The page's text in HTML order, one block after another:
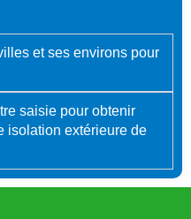
et ses environs pour
saisie pour obtenir
isolation extérieure de